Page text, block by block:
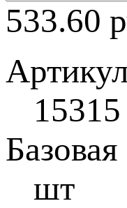
533.60
15315
шт